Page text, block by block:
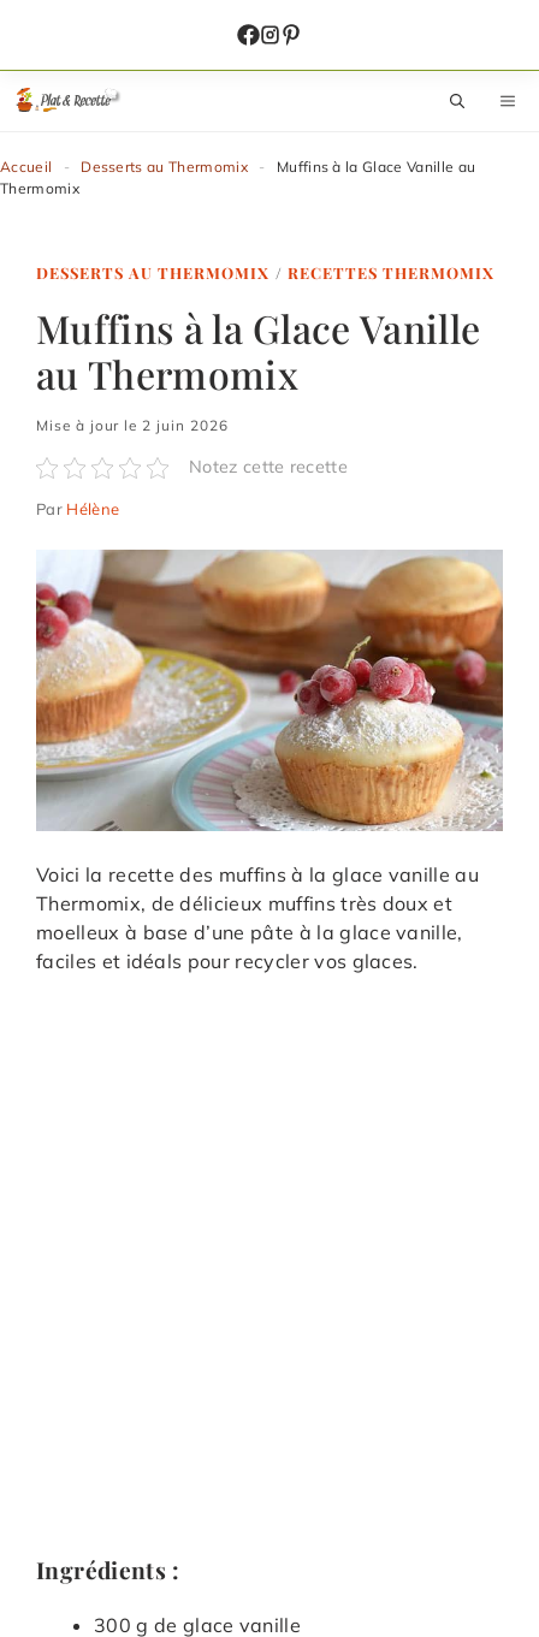
contenu
Accueil - Desserts au Thermomix -
Muffins à la Glace Vanille au
Thermomix
DESSERTS AU THERMOMIX / RECETTES THERMOMIX
Muffins à la Glace Vanille
au Thermomix
Mise à jour le 2 juin 2026
Notez cette recette
Par Hélène
Voici la recette des muffins à la glace vanille au
Thermomix, de délicieux muffins très doux et
moelleux à base d’une pâte à la glace vanille,
faciles et idéals pour recycler vos glaces.
Ingrédients :
300 g de glace vanille